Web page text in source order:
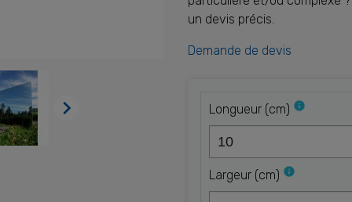

un devis précis.
Demande de devis
Longueur (cm) info
Largeur (cm) info